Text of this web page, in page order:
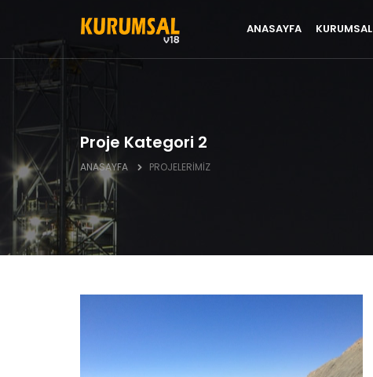
ANASAYFA KURUMSAL
Proje Kategori 2
ANASAYFA PROJELERİMİZ